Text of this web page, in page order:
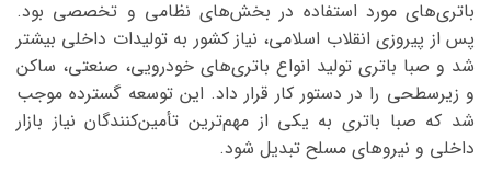
باتری‌های مورد استفاده در بخش‌های نظامی و تخصصی بود.
پس از پیروزی انقلاب اسلامی، نیاز کشور به تولیدات داخلی بیشتر
شد و صبا باتری تولید انواع باتری‌های خودرویی، صنعتی، ساکن
و زیرسطحی را در دستور کار قرار داد. این توسعه گسترده موجب
شد که صبا باتری به یکی از مهم‌ترین تأمین‌کنندگان نیاز بازار
داخلی و نیروهای مسلح تبدیل شود.